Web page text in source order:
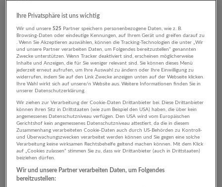
Umkreis
1 Vertrieb, Verkauf,
Kundenbetreuung
Rechtsberatung und
Wirtschaftsprüfung
Ihre Privatsphäre ist uns wichtig
Wir und unsere525 Partner speichern personenbezogene Daten, wie z. B.
Browsing-Daten oder eindeutige Kennungen, auf Ihrem Gerät und greifen darauf zu
. Wenn Sie Akzeptieren auswählen, können die Tracking-Technologien die unter „Wir
und unsere Partner verarbeiten Daten, um Folgendes bereitzustellen“ genannten
Zwecke unterstützen. Wenn Tracker deaktiviert sind, erscheinen möglicherweise
Inhalte und Anzeigen, die für Sie weniger relevant sind. Sie können dieses Menü
jederzeit erneut aufrufen, um Ihre Auswahl zu ändern oder Ihre Einwilligung zu
widerrufen, indem Sie auf den Link Zwecke anzeigen unten auf der Webseite klicken.
Ihre Wahl wirkt sich auf unsere/n Website aus. Weitere Informationen finden Sie in
unserer Datenschutzerklärung.
Wir ziehen zur Verarbeitung der Cookie-Daten Drittanbieter bei. Diese Drittanbieter
können ihren Sitz in Drittstaaten (wie zum Beispiel den USA) haben, die über kein
angemessenes Datenschutzniveau verfügen. Den USA wird vom Europäischen
Gerichtshof kein angemessenes Datenschutzniveau attestiert, da die in diesem
Zusammenhang verarbeiteten Cookie-Daten auch durch US-Behörden zu Kontroll-
und Überwachungszwecken verarbeitet werden können und Sie gegen eine solche
Verarbeitung keine wirksamen Rechtsbehelfe geltend machen können. Mit dem Klick
auf „Cookies zulassen“ stimmen Sie zu, dass wir Drittanbieter (auch in Drittstaaten)
beiziehen dürfen.
Wir und unsere Partner verarbeiten Daten, um Folgendes
bereitzustellen: